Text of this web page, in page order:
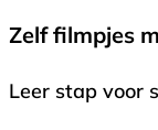
Zelf filmpjes
Leer stap voor